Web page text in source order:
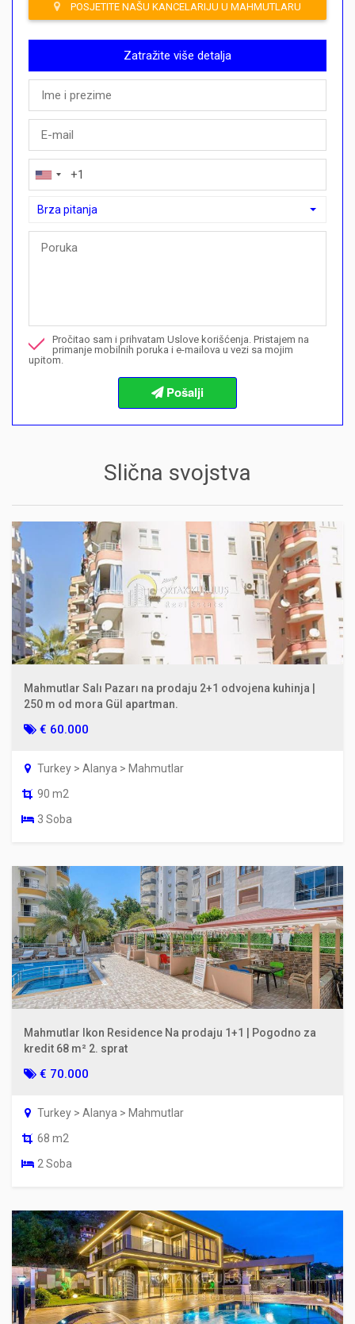
POSJETITE NAŠU KANCELARIJU U MAHMUTLARU
Zatražite više detalja
Brza pitanja
Brza pitanja
Želim da rezervišem gledanje
Pročitao sam i prihvatam Uslove korišćenja. Pristajem na
primanje mobilnih poruka i e-mailova u vezi sa mojim
upitom.
Slična svojstva
Mahmutlar Salı Pazarı na prodaju 2+1 odvojena kuhinja |
250 m od mora Gül apartman.
€ 60.000
Turkey > Alanya > Mahmutlar
90 m2
3 Soba
Mahmutlar Ikon Residence Na prodaju 1+1 | Pogodno za
kredit 68 m² 2. sprat
€ 70.000
Turkey > Alanya > Mahmutlar
68 m2
2 Soba